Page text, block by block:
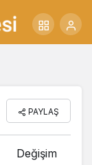
PAYLAŞ
Değişim